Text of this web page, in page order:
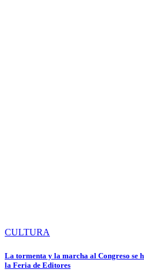
CULTURA
La tormenta y la marcha al Congreso se
la Feria de Editores